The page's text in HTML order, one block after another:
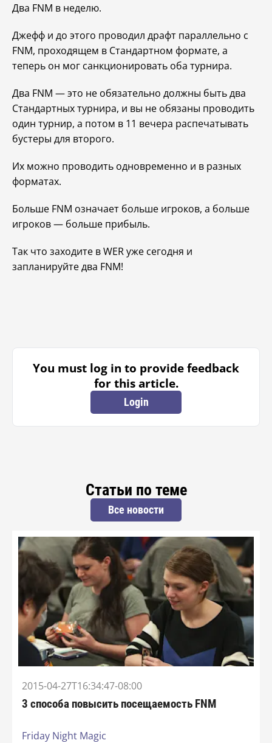
Два FNM в неделю.
Джефф и до этого проводил драфт параллельно с
FNM, проходящем в Стандартном формате, а
теперь он мог санкционировать оба турнира.
Два FNM — это не обязательно должны быть два
Стандартных турнира, и вы не обязаны проводить
один турнир, а потом в 11 вечера распечатывать
бустеры для второго.
Их можно проводить одновременно и в разных
форматах.
Больше FNM означает больше игроков, а больше
игроков — больше прибыль.
Так что заходите в WER уже сегодня и
запланируйте два FNM!
You must log in to provide feedback
for this article.
Login
Статьи по теме
Все новости
2015-04-27T16:34:47-08:00
3 способа повысить посещаемость FNM
Friday Night Magic